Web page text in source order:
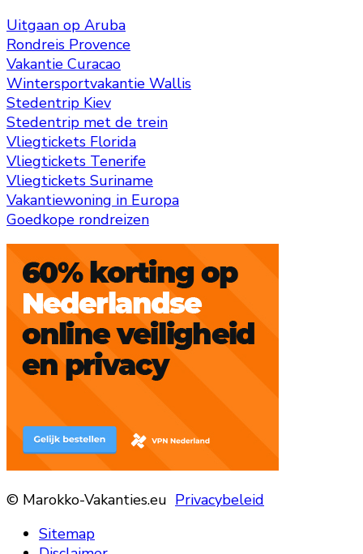
Uitgaan op Aruba
Rondreis Provence
Vakantie Curacao
Wintersportvakantie Wallis
Stedentrip Kiev
Stedentrip met de trein
Vliegtickets Florida
Vliegtickets Tenerife
Vliegtickets Suriname
Vakantiewoning in Europa
Goedkope rondreizen
© Marokko-Vakanties.eu Privacybeleid
Sitemap